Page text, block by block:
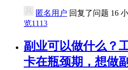
匿名用户 回复了问题 16
览1113
副业可以做什么？
卡在瓶颈期，想做